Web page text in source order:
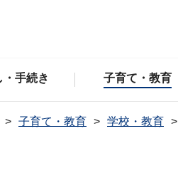
・手続き 子育て・教育
子育て・教育 学校・教育